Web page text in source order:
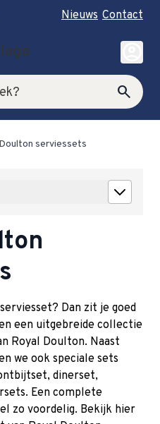
Nieuws Contact
search
account_circle
serviessets
Dan zit je goed
een uitgebreide collectie
Royal Doulton. Naast
we ook speciale sets
dinerset,
Een complete
zo voordelig. Bekijk hier